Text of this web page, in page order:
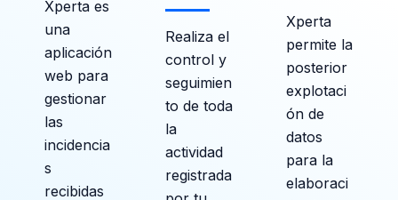
Xperta es
una
aplicación
web para
gestionar
las
incidencia
s
recibidas
Realiza el
control y
seguimien
to de toda
la
actividad
registrada
Xperta
permite la
posterior
explotaci
ón de
datos
para la
elaboraci